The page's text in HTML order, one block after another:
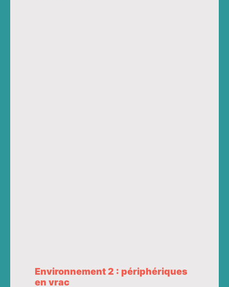
Environnement 2 : périphériques
en vrac